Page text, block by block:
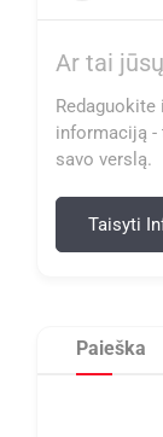
Ar tai
informaciją -
savo verslą.
Taisyti
Paieška